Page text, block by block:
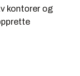
kontorer og